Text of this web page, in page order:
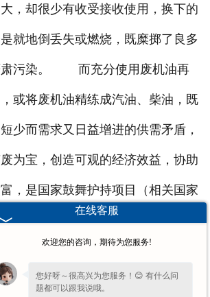
，却很少有收受接收使用，换下的
就地倒丢失或燃烧，既糜掷了良多
肃污染。 而充分使用废机油再
或将废机油精练成汽油、柴油，既
少而需求又日益增进的供需矛盾，
为宝，创造可观的经济效益，协助
，是国家鼓舞护持项目（相关国家
讯之“政策律例”篇），因此前景十
单，技艺易掌握，直观性强，适宜
出产运营。可以预见，开辟丰厚的
在线客服
欢迎您的咨询，期待为您服务!
您好呀～很高兴为您服务！😊 有什么问
题都可以跟我说哦。